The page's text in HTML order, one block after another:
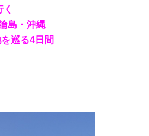
島・沖縄
巡る4日間